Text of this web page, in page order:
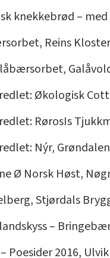
knekkebrød –
Reins
Økologisk
RørosIs
Nýr,
Ø Norsk Høst,
Stjørdals
–
Poesider 2016,